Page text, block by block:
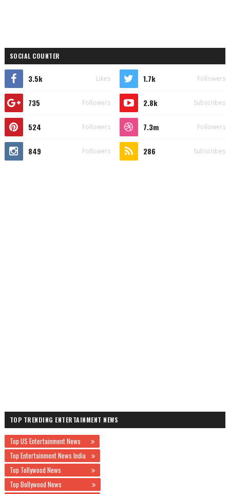
SOCIAL COUNTER
3.5k Likes 1.7k Followers
735 Followers 2.8k Subscribes
524 Followers 7.3m Followers
849 Followers 286 Subscribes
TOP TRENDING ENTERTAINMENT NEWS
Top US Entertainment News
Top Entertainment News India
Top Tollywood News
Top Bollywood News